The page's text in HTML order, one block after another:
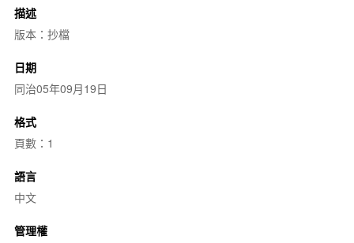
描述
版本：抄檔
日期
同治05年09月19日
格式
頁數：1
語言
中文
管理權